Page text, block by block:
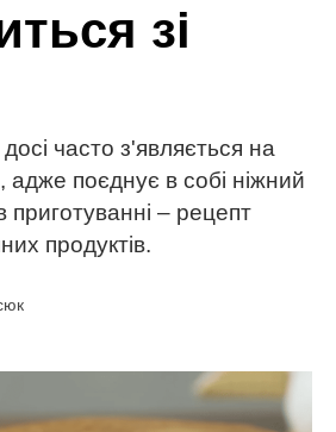
зі
часто з'являється на
адже поєднує в собі ніжний
приготуванні – рецепт
продуктів.